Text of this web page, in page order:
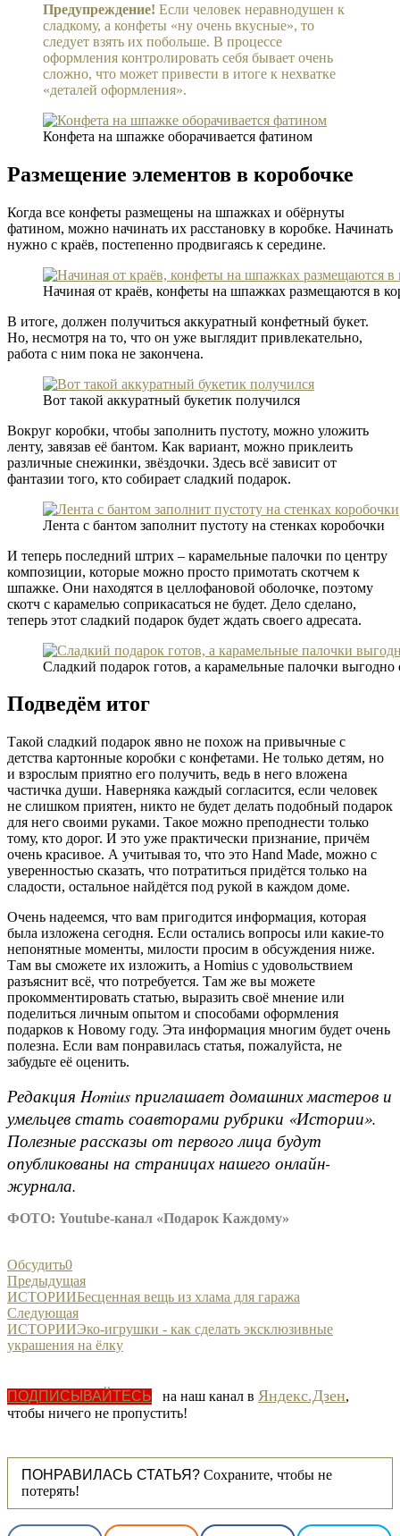
Предупреждение! Если человек неравнодушен к
сладкому, а конфеты «ну очень вкусные», то
следует взять их побольше. В процессе
оформления контролировать себя бывает очень
сложно, что может привести в итоге к нехватке
«деталей оформления».
Конфета на шпажке оборачивается фатином
Размещение элементов в коробочке
Когда все конфеты размещены на шпажках и обёрнуты
фатином, можно начинать их расстановку в коробке. Начинать
нужно с краёв, постепенно продвигаясь к середине.
Начиная от краёв, конфеты на шпажках размещаются в
В итоге, должен получиться аккуратный конфетный букет.
Но, несмотря на то, что он уже выглядит привлекательно,
работа с ним пока не закончена.
Вот такой аккуратный букетик получился
Вокруг коробки, чтобы заполнить пустоту, можно уложить
ленту, завязав её бантом. Как вариант, можно приклеить
различные снежинки, звёздочки. Здесь всё зависит от
фантазии того, кто собирает сладкий подарок.
Лента с бантом заполнит пустоту на стенках коробочки
И теперь последний штрих – карамельные палочки по центру
композиции, которые можно просто примотать скотчем к
шпажке. Они находятся в целлофановой оболочке, поэтому
скотч с карамелью соприкасаться не будет. Дело сделано,
теперь этот сладкий подарок будет ждать своего адресата.
Сладкий подарок готов, а карамельные палочки
Подведём итог
Такой сладкий подарок явно не похож на привычные с
детства картонные коробки с конфетами. Не только детям, но
и взрослым приятно его получить, ведь в него вложена
частичка души. Наверняка каждый согласится, если человек
не слишком приятен, никто не будет делать подобный подарок
для него своими руками. Такое можно преподнести только
тому, кто дорог. И это уже практически признание, причём
очень красивое. А учитывая то, что это Hand Made, можно с
уверенностью сказать, что потратиться придётся только на
сладости, остальное найдётся под рукой в каждом доме.
Очень надеемся, что вам пригодится информация, которая
была изложена сегодня. Если остались вопросы или какие-то
непонятные моменты, милости просим в обсуждения ниже.
Там вы сможете их изложить, а Homius с удовольствием
разъяснит всё, что потребуется. Там же вы можете
прокомментировать статью, выразить своё мнение или
поделиться личным опытом и способами оформления
подарков к Новому году. Эта информация многим будет очень
полезна. Если вам понравилась статья, пожалуйста, не
забудьте её оценить.
Редакция Homius приглашает домашних мастеров и
умельцев стать соавторами рубрики «Истории».
Полезные рассказы от первого лица будут
опубликованы на страницах нашего онлайн-
журнала.
ФОТО: Youtube-канал «Подарок Каждому»
Обсудить0
Предыдущая
ИСТОРИИБесценная вещь из хлама для гаража
Следующая
ИСТОРИИЭко-игрушки - как сделать эксклюзивные
украшения на ёлку
ПОДПИСЫВАЙТЕСЬ на наш канал в Яндекс.Дзен,
чтобы ничего не пропустить!
ПОНРАВИЛАСЬ СТАТЬЯ? Сохраните, чтобы не
потерять!